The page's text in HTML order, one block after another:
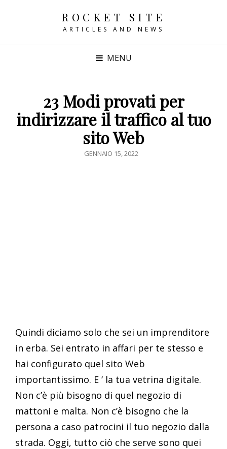
ROCKET SITE
ARTICLES AND NEWS
MENU
23 Modi provati per
indirizzare il traffico al tuo
sito Web
POSTED
GENNAIO 15, 2022
Quindi diciamo solo che sei un imprenditore
in erba. Sei entrato in affari per te stesso e
hai configurato quel sito Web
importantissimo. E ‘ la tua vetrina digitale.
Non c’è più bisogno di quel negozio di
mattoni e malta. Non c’è bisogno che la
persona a caso patrocini il tuo negozio dalla
strada. Oggi, tutto ciò che serve sono quei